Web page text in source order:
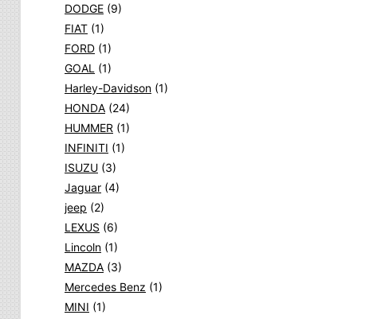
DODGE (9)
FIAT (1)
FORD (1)
GOAL (1)
Harley-Davidson (1)
HONDA (24)
HUMMER (1)
INFINITI (1)
ISUZU (3)
Jaguar (4)
jeep (2)
LEXUS (6)
Lincoln (1)
MAZDA (3)
Mercedes Benz (1)
MINI (1)